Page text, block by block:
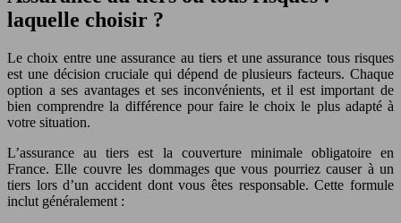
laquelle choisir ?
Le choix entre une assurance au tiers et une assurance tous risques
est une décision cruciale qui dépend de plusieurs facteurs. Chaque
option a ses avantages et ses inconvénients, et il est important de
bien comprendre la différence pour faire le choix le plus adapté à
votre situation.
L’assurance au tiers est la couverture minimale obligatoire en
France. Elle couvre les dommages que vous pourriez causer à un
tiers lors d’un accident dont vous êtes responsable. Cette formule
inclut généralement :